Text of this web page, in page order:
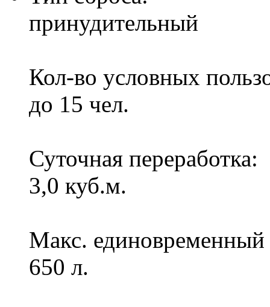
принудительный
Кол-во условных
до 15 чел.
Суточная переработка:
3,0 куб.м.
Макс. единовременный
650 л.